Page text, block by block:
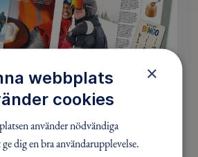
FÖR ANNONSÖRER
×
webbplats
cookies
använder nödvändiga
dig en bra användarupplevelse.